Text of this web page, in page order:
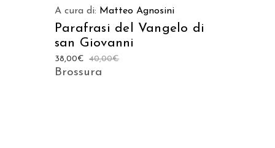
A cura di: Matteo Agnosini
Parafrasi del Vangelo di
san Giovanni
40,00€
38,00€
Brossura